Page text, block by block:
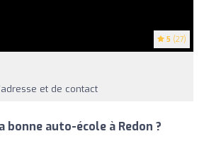
5 (27)
et de contact
bonne auto-école à Redon ?